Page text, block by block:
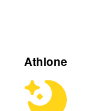
Athlone